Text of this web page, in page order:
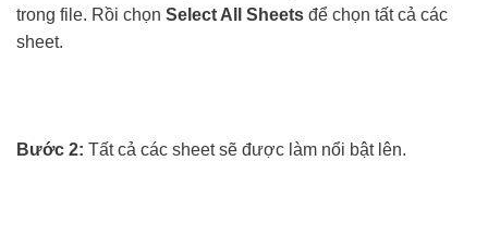
trong file. Rồi chọn Select All Sheets để chọn tất cả các
sheet.
Bước 2: Tất cả các sheet sẽ được làm nổi bật lên.